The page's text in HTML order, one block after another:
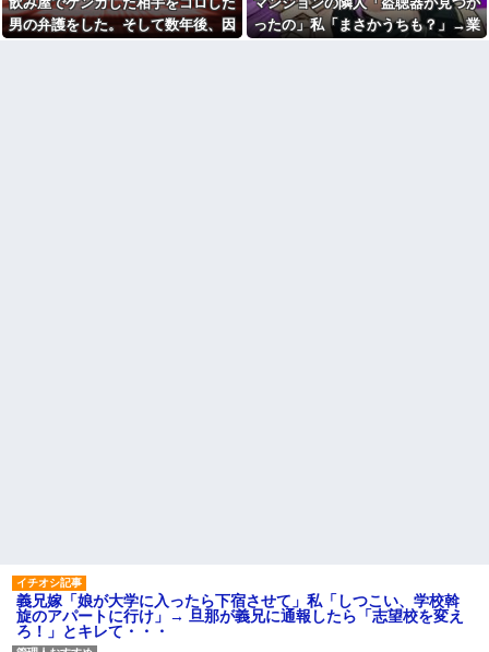
ほどおかしいか？？？？？？
【画像】『20代にしか見えな
い30代女子』がこちらです←お
は出てけ！二度と来るな！」結
果・・・
私「初めて飲む味だけどなん
のお茶？」彼「ちっ！」私「」
滅。アルバイトすら受からない
元彼
【驚愕】嫁の托卵で不倫発覚
男の弁護をした。そして数年後、因
ったの」私「まさかうちも？」→業
義兄嫁「娘が大学に入ったら下宿させて」私「しつこい、学校斡
旋のアパートに行け」→ 旦那が義兄に通報したら「志望校を変え
ろ！」とキレて・・・